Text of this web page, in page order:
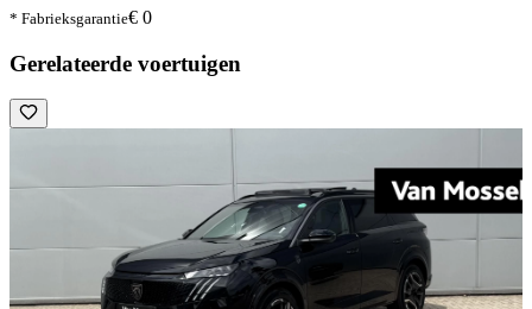
* Fabrieksgarantie€ 0
Gerelateerde voertuigen